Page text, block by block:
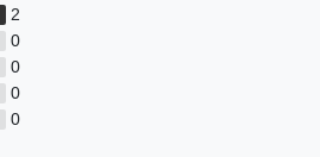
2
0
0
0
0